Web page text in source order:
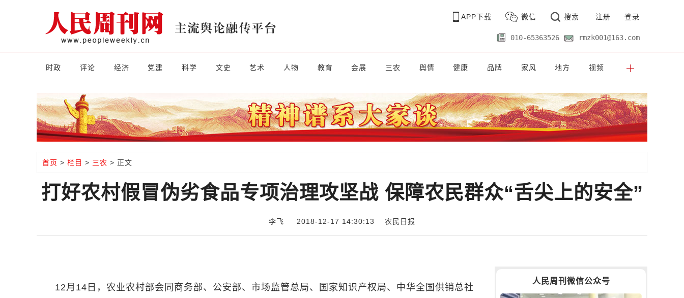
APP下载 微信 搜索 注册 登录
010-65363526 rmzk001@163.com
时政 评论 经济 党建 科学 文史 艺术 人物 教育 会展 三农 舆情 健康 品牌 家风 地方 视频
首页 > 栏目 > 三农 > 正文
打好农村假冒伪劣食品专项治理攻坚战 保障农民群众“舌尖上的安全”
李飞 2018-12-17 14:30:13 农民日报
12月14日，农业农村部会同商务部、公安部、市场监管总局、国家知识产权局、中华全国供销总社
人民周刊微信公众号